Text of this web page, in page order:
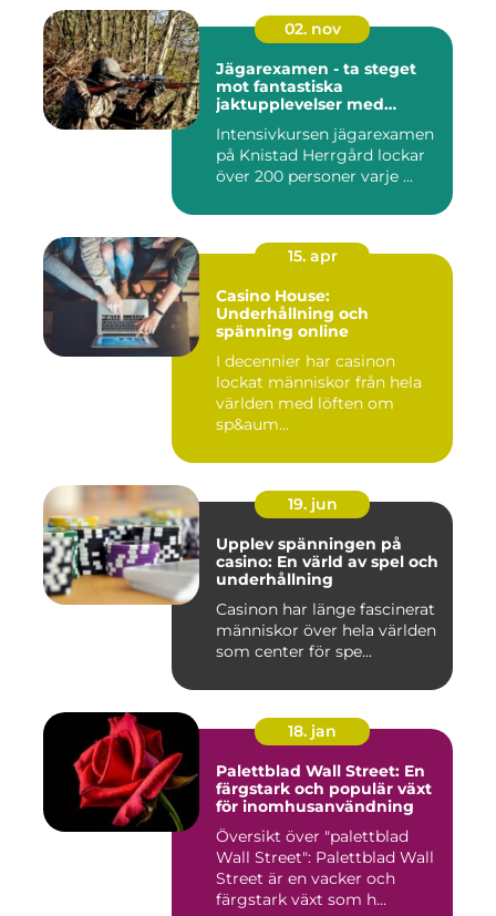
02. nov
Jägarexamen - ta steget
mot fantastiska
jaktupplevelser med
Intensivkursen jägarexamen
på Knistad Herrgård lockar
över 200 personer varje ...
15. apr
Casino House:
Underhållning och
spänning online
I decennier har casinon
lockat människor från hela
världen med löften om
sp&aum...
19. jun
Upplev spänningen på
casino: En värld av spel och
underhållning
Casinon har länge fascinerat
människor över hela världen
som center för spe...
18. jan
Palettblad Wall Street: En
färgstark och populär växt
för inomhusanvändning
Översikt över "palettblad
Wall Street": Palettblad Wall
Street är en vacker och
färgstark växt som h...